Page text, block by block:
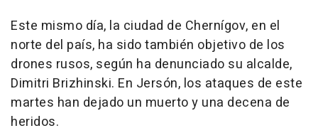
Este mismo día, la ciudad de Chernígov, en el
norte del país, ha sido también objetivo de los
drones rusos, según ha denunciado su alcalde,
Dimitri Brizhinski. En Jersón, los ataques de este
martes han dejado un muerto y una decena de
heridos.